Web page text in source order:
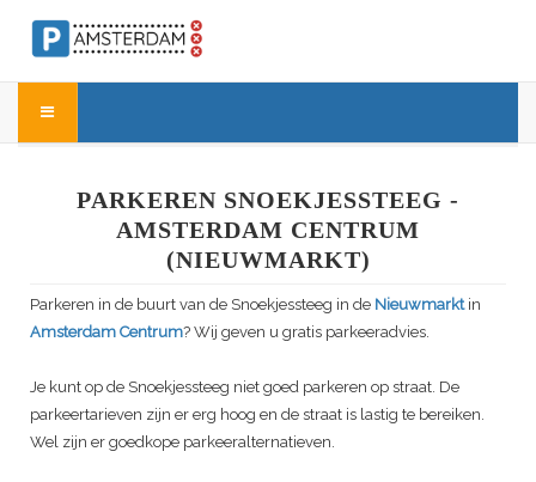
PARKEREN SNOEKJESSTEEG -
AMSTERDAM CENTRUM
(NIEUWMARKT)
Parkeren in de buurt van de Snoekjessteeg in de Nieuwmarktin
Amsterdam Centrum? Wij geven u gratis parkeeradvies.
Je kunt op de Snoekjessteeg niet goed parkeren op straat. De
parkeertarieven zijn er erg hoog en de straat is lastig te bereiken.
Wel zijn er goedkope parkeeralternatieven.